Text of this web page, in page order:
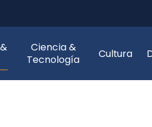
Ciencia &
Tecnología
Cultura